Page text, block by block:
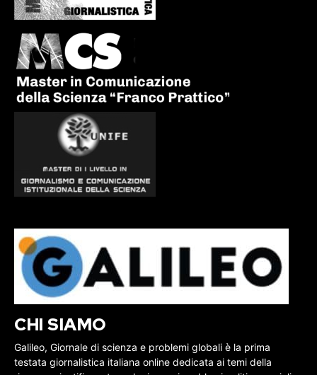
CHI SIAMO
Galileo, Giornale di scienza e problemi globali è la prima
testata giornalistica italiana online dedicata ai temi della